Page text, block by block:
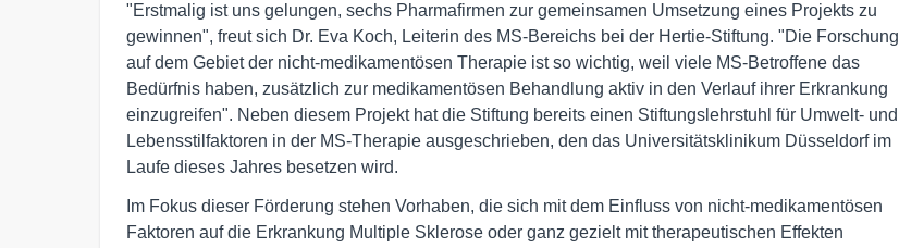
"Erstmalig ist uns gelungen, sechs Pharmafirmen zur gemeinsamen Umsetzung eines Projekts zu
gewinnen", freut sich Dr. Eva Koch, Leiterin des MS-Bereichs bei der Hertie-Stiftung. "Die Forschung
auf dem Gebiet der nicht-medikamentösen Therapie ist so wichtig, weil viele MS-Betroffene das
Bedürfnis haben, zusätzlich zur medikamentösen Behandlung aktiv in den Verlauf ihrer Erkrankung
einzugreifen". Neben diesem Projekt hat die Stiftung bereits einen Stiftungslehrstuhl für Umwelt- und
Lebensstilfaktoren in der MS-Therapie ausgeschrieben, den das Universitätsklinikum Düsseldorf im
Laufe dieses Jahres besetzen wird.
Im Fokus dieser Förderung stehen Vorhaben, die sich mit dem Einfluss von nicht-medikamentösen
Faktoren auf die Erkrankung Multiple Sklerose oder ganz gezielt mit therapeutischen Effekten